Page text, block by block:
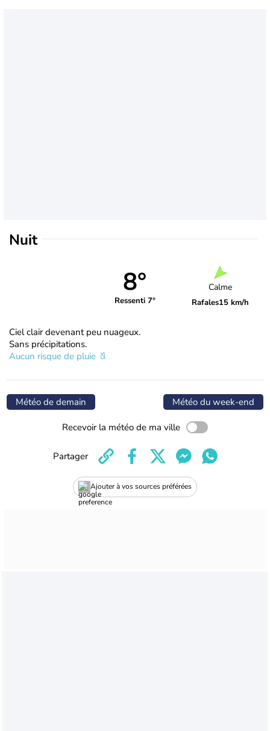
Nuit
8°
Ressenti 7°
Calme
Rafales15 km/h
Ciel clair devenant peu nuageux.
Sans précipitations.
Aucun risque de pluie
Météo de demain Météo du week-end
Recevoir la météo de ma ville
Ajouter à vos sources préférées
Partager